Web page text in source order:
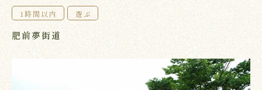
1時間以内 遊ぶ
肥前夢街道